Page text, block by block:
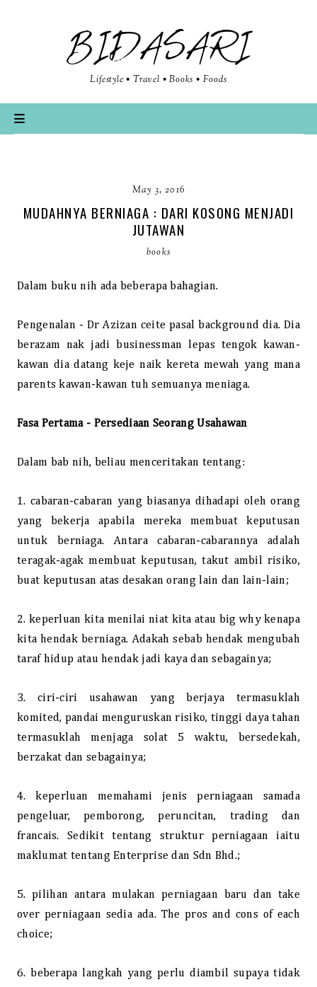
BIDASARI
Lifestyle • Travel • Books • Foods
May 3, 2016
MUDAHNYA BERNIAGA : DARI KOSONG MENJADI
JUTAWAN
books
Dalam buku nih ada beberapa bahagian.
Pengenalan - Dr Azizan ceite pasal background dia. Dia
berazam nak jadi businessman lepas tengok kawan-
kawan dia datang keje naik kereta mewah yang mana
parents kawan-kawan tuh semuanya meniaga.
Fasa Pertama - Persediaan Seorang Usahawan
Dalam bab nih, beliau menceritakan tentang:
1. cabaran-cabaran yang biasanya dihadapi oleh orang
yang bekerja apabila mereka membuat keputusan
untuk berniaga. Antara cabaran-cabarannya adalah
teragak-agak membuat keputusan, takut ambil risiko,
buat keputusan atas desakan orang lain dan lain-lain;
2. keperluan kita menilai niat kita atau big why kenapa
kita hendak berniaga. Adakah sebab hendak mengubah
taraf hidup atau hendak jadi kaya dan sebagainya;
3. ciri-ciri usahawan yang berjaya termasuklah
komited, pandai menguruskan risiko, tinggi daya tahan
termasuklah menjaga solat 5 waktu, bersedekah,
berzakat dan sebagainya;
4. keperluan memahami jenis perniagaan samada
pengeluar, pemborong, peruncitan, trading dan
francais. Sedikit tentang struktur perniagaan iaitu
maklumat tentang Enterprise dan Sdn Bhd.;
5. pilihan antara mulakan perniagaan baru dan take
over perniagaan sedia ada. The pros and cons of each
choice;
6. beberapa langkah yang perlu diambil supaya tidak